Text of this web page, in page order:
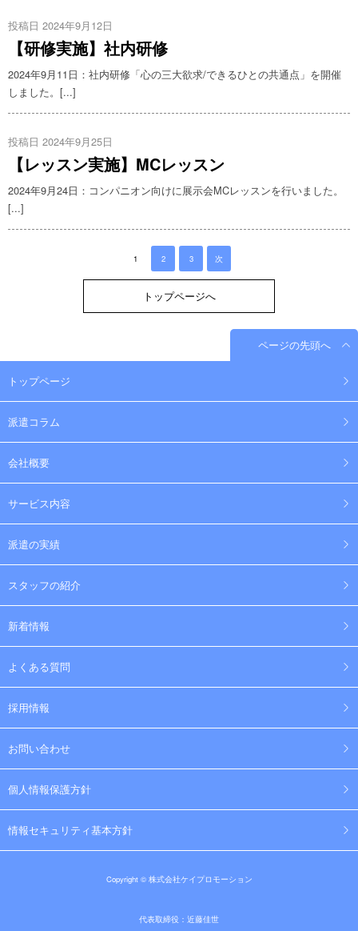
投稿日 2024年9月12日
【研修実施】社内研修
2024年9月11日：社内研修「心の三大欲求/できるひとの共通点」を開催
しました。[...]
投稿日 2024年9月25日
【レッスン実施】MCレッスン
2024年9月24日：コンパニオン向けに展示会MCレッスンを行いました。
[...]
1 2 3 次
トップページへ
ページの先頭へ
トップページ
派遣コラム
会社概要
サービス内容
派遣の実績
スタッフの紹介
新着情報
よくある質問
採用情報
お問い合わせ
個人情報保護方針
情報セキュリティ基本方針
Copyright © 株式会社ケイプロモーション
代表取締役：近藤佳世